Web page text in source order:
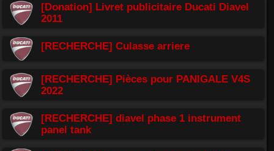
[Donation] Livret publicitaire Ducati Diavel
2011
[RECHERCHE] Culasse arriere
[RECHERCHE] Pièces pour PANIGALE V4S
2022
[RECHERCHE] diavel phase 1 instrument
panel tank